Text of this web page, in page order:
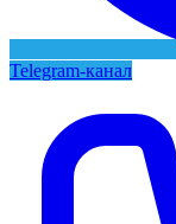
Telegram-канал